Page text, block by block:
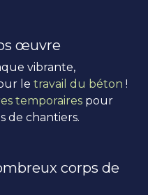
œuvre
vibrante,
le travail du béton !
temporaires pour
de chantiers.
corps de